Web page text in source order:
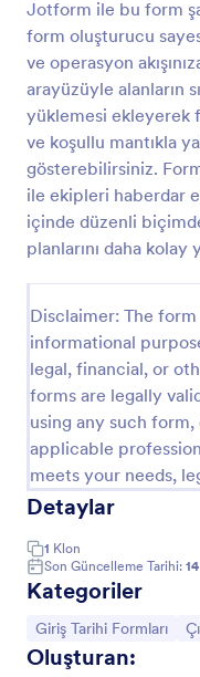
Jotform ile bu form
form oluşturucu
ve operasyon
arayüzüyle alanların
yüklemesi ekleyerek
ve koşullu mantıkla
gösterebilirsiniz.
ile ekipleri haberdar
içinde düzenli
planlarını daha
Disclaimer: The
informational
legal, financial, or
forms are legally
using any such
applicable
meets your needs,
Detaylar
1 Klon
Son Güncelleme Tarihi:
Kategoriler
Kategoriye git:
Giriş Tarihi Formları
Oluşturan:
Anahtar
Anahtar Teslim
yerde takip
işletmelerde teslim
Go to Category:
Erişim Kontrol